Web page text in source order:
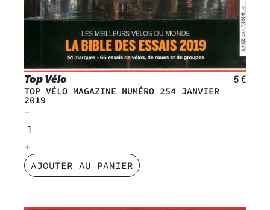
Top Vélo 5€
TOP VÉLO MAGAZINE NUMÉRO 254 JANVIER
2019
AJOUTER AU PANIER